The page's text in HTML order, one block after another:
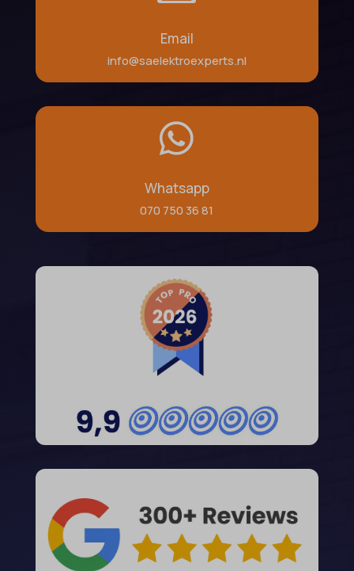
Email
info@saelektroexperts.nl

Whatsapp
070 750 36 81